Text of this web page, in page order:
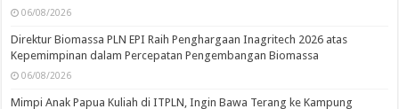
06/08/2026
Direktur Biomassa PLN EPI Raih Penghargaan Inagritech 2026 atas
Kepemimpinan dalam Percepatan Pengembangan Biomassa
06/08/2026
Mimpi Anak Papua Kuliah di ITPLN, Ingin Bawa Terang ke Kampung